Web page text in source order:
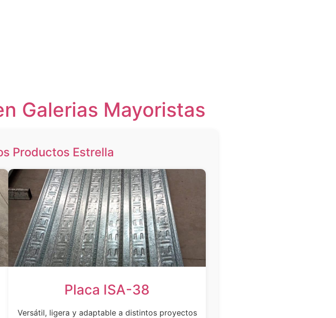
Galerias Mayoristas
Productos Estrella
Placa ISA-38
Versátil, ligera y adaptable a distintos proyectos